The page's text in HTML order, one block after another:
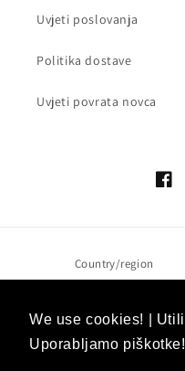
We use cookies! |
Uporabljamo piškotke!
We use cookies! |
Uporabljamo piškotke!
Uvjeti poslovanja
Politika dostave
Uvjeti povrata novca
Country/region
Payment